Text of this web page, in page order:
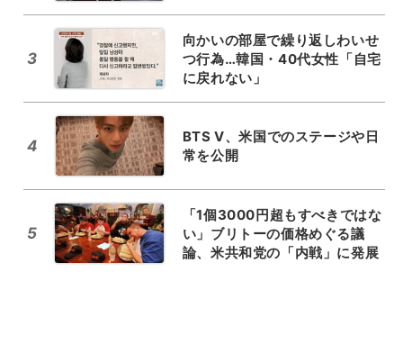
3
向かいの部屋で繰り返しわいせ
つ行為…韓国・40代女性「自宅
に戻れない」
4
BTS V、米国でのステージや日
常を公開
5
「1個3000円超もすべきではな
い」ブリトーの価格めぐる議
論、米共和党の「内戦」に発展